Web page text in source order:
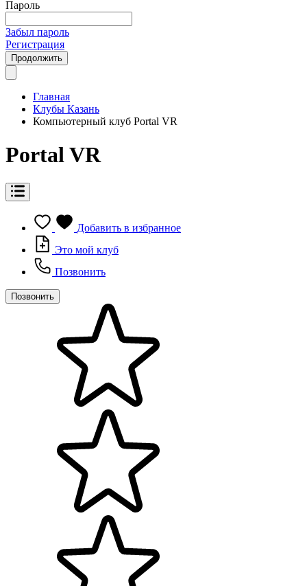
Пароль
Забыл пароль
Регистрация
Продолжить
Главная
Клубы Казань
Компьютерный клуб Portal VR
Portal VR
Добавить в избранное
Это мой клуб
Позвонить
Позвонить